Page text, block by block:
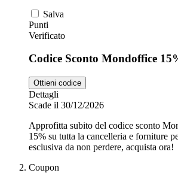
Alpitour
Privé by
Zalando
Farmacia
Scarpe
Salva
Punti
Verificato
Codice Sconto Mondoffice
Ottieni codice
Dettagli
Scade il 30/12/2026
Approfitta subito del codice sconto
15% su tutta la cancelleria e forniture
esclusiva da non perdere, acquista ora!
Coupon